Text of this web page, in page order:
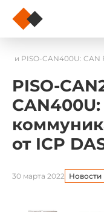
и PISO-CAN400U:
PISO-
от ICP
30 марта 2022 Новости